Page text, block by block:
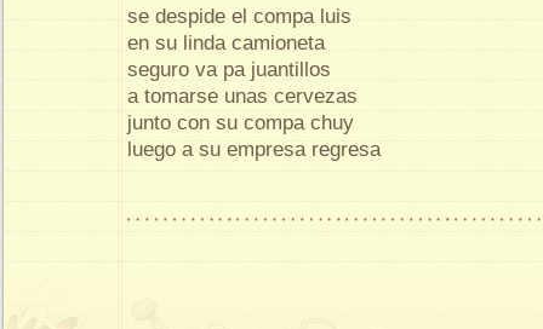
se despide el compa luis
en su linda camioneta
seguro va pa juantillos
a tomarse unas cervezas
junto con su compa chuy
luego a su empresa regresa